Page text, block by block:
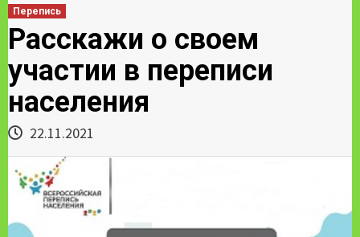
Перепись
Расскажи о своем
участии в переписи
населения
22.11.2021